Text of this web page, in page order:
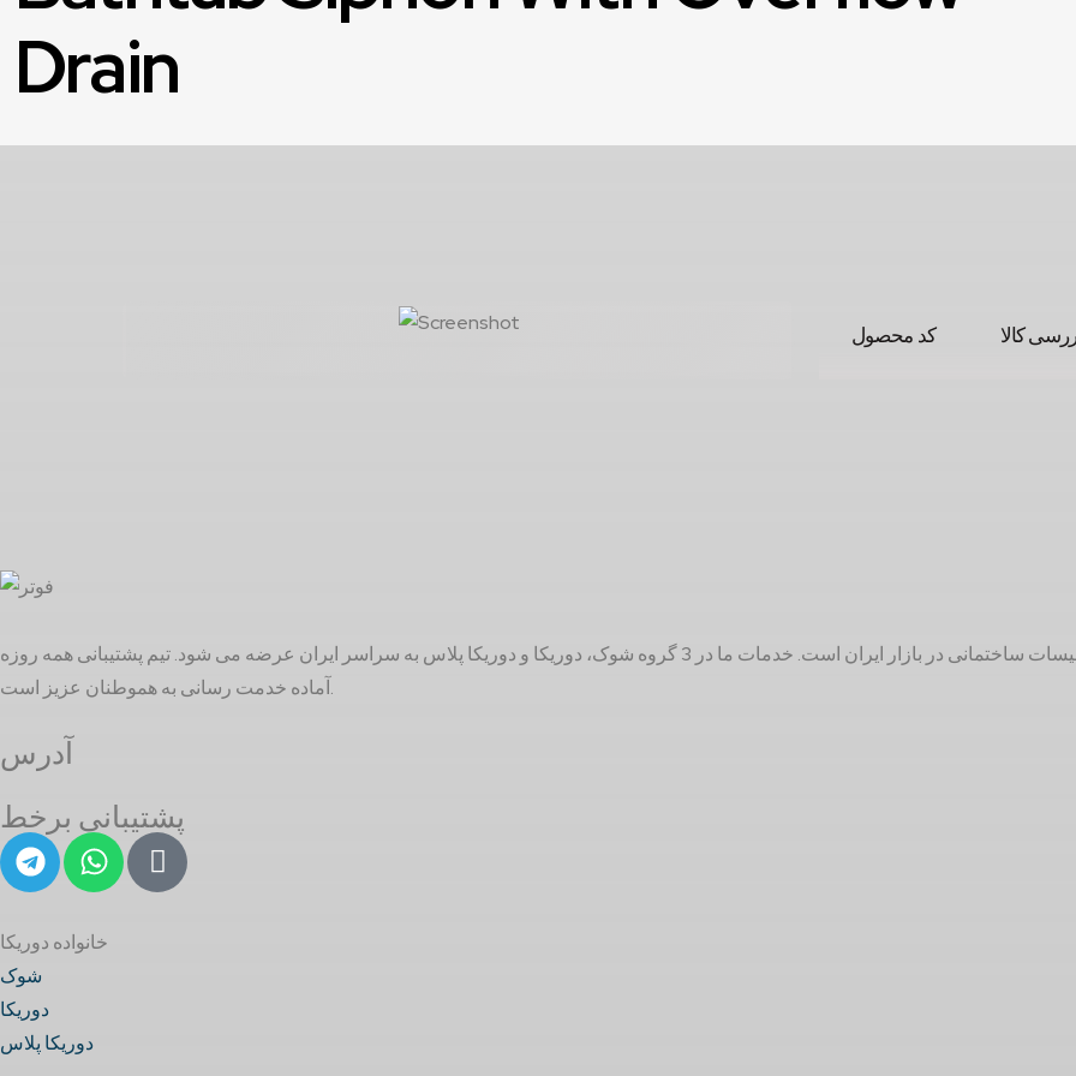
Drain
کد محصول کالا
دوریکا با 25 سال سابقه تولیدکننده لوازم بهداشتی ساختمانی و تاسیسات ساختمانی در بازار ایران است. خدمات ما در 3 گروه شوک، دوریکا و دوریکا پلاس به سراسر ایران عرضه می شود. تیم پشتیبانی همه روزه
آماده خدمت رسانی به هموطنان عزیز است.
آدرس
پشتیبانی برخط
خانواده دوریکا
شوک
دوریکا
دوریکا پلاس